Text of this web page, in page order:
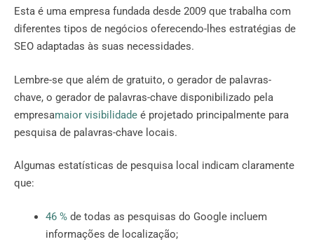
Esta é uma empresa fundada desde 2009 que trabalha com
diferentes tipos de negócios oferecendo-lhes estratégias de
SEO adaptadas às suas necessidades.
Lembre-se que além de gratuito, o gerador de palavras-
chave, o gerador de palavras-chave disponibilizado pela
empresamaior visibilidade é projetado principalmente para
pesquisa de palavras-chave locais.
Algumas estatísticas de pesquisa local indicam claramente
que:
46 % de todas as pesquisas do Google incluem
informações de localização;